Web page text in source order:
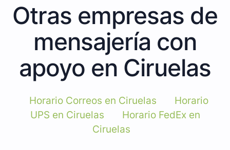
Otras empresas de
mensajería con
apoyo en Ciruelas
Horario Correos en Ciruelas
Horario
UPS en Ciruelas
Horario FedEx en
Ciruelas